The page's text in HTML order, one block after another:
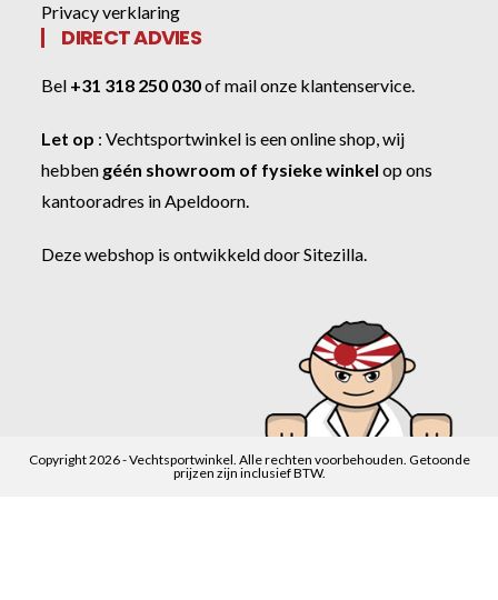
Privacy verklaring
DIRECT ADVIES
Bel +31 318 250 030ofmail onze klantenservice.
Let op :Vechtsportwinkel is een online shop, wij
hebben géén showroom of fysieke winkel op ons
kantooradres in Apeldoorn.
Deze webshop is ontwikkeld doorSitezilla.
Copyright 2026 - Vechtsportwinkel. Alle rechten voorbehouden. Getoonde
prijzen zijn inclusief BTW.